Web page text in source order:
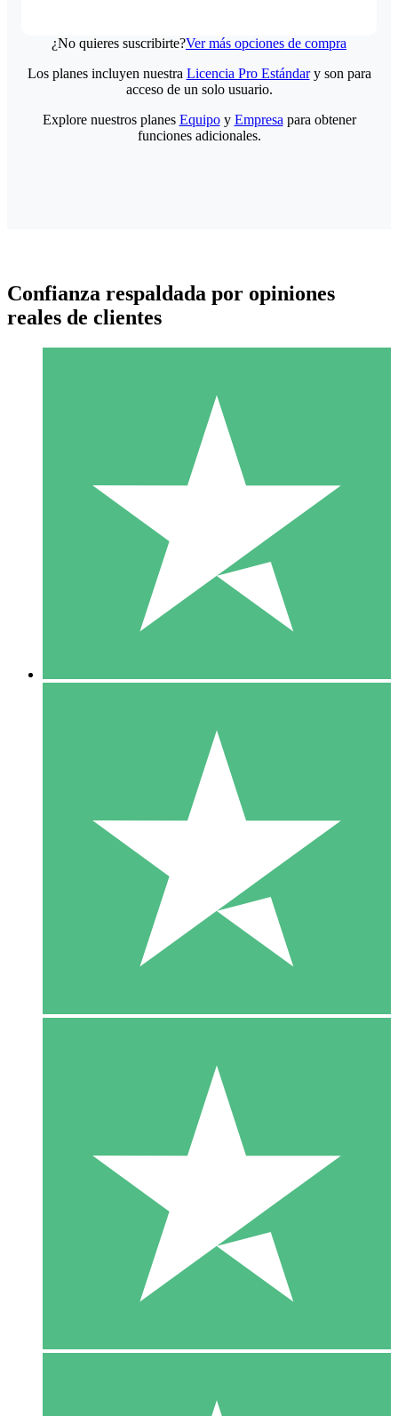
¿No quieres suscribirte?Ver más opciones de compra
Paquetes de Créditos Individuales
Paga según el uso con créditos de descarga. Sin compromiso
10 00
10 Descargas
20 00
Los planes incluyen nuestra Licencia Pro Estándary son para
acceso de un solo usuario.
Explore nuestros planes Equipoy Empresa para obtener
funciones adicionales.
Confianza respaldada por opiniones
reales de clientes